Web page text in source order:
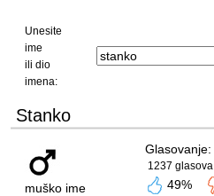
Unesite
ime
ili dio
imena:
Stanko
muško ime
Glasovanje:
1237 glasova
49%